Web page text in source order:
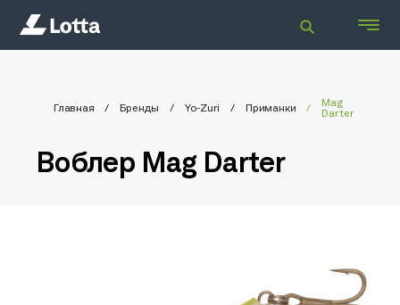
Главная Бренды Yo-Zuri Приманки
Mag
Darter
Воблер Mag Darter